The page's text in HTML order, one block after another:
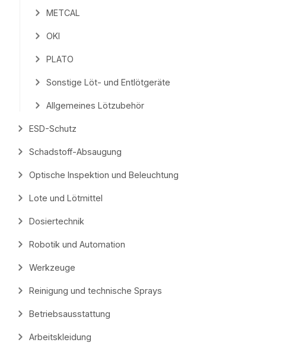
METCAL
OKI
PLATO
Sonstige Löt- und Entlötgeräte
Allgemeines Lötzubehör
ESD-Schutz
Schadstoff-Absaugung
Optische Inspektion und Beleuchtung
Lote und Lötmittel
Dosiertechnik
Robotik und Automation
Werkzeuge
Reinigung und technische Sprays
Betriebsausstattung
Arbeitskleidung